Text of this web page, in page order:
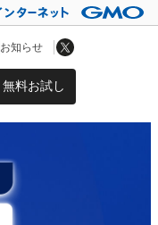
無料お試し
お知らせ